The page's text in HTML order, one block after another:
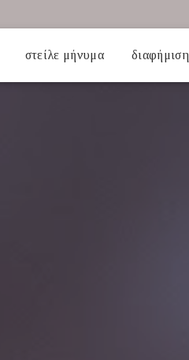
στείλε μήνυμα διαφήμιση